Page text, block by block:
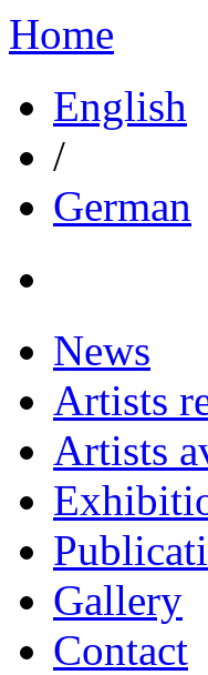
Home
English
/
German
News
Artists
Artists
Gallery
Contact